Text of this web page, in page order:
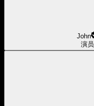
John
演员